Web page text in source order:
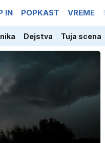
IN POPKAST VREME
Dejstva Tuja scena